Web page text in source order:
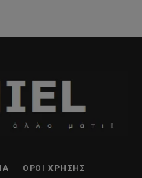
ΌΡΟΙ ΧΡΉΣΗΣ